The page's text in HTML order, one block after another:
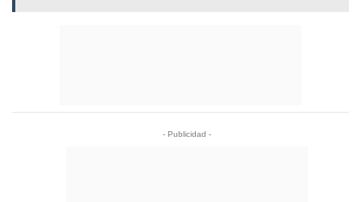
- Publicidad -